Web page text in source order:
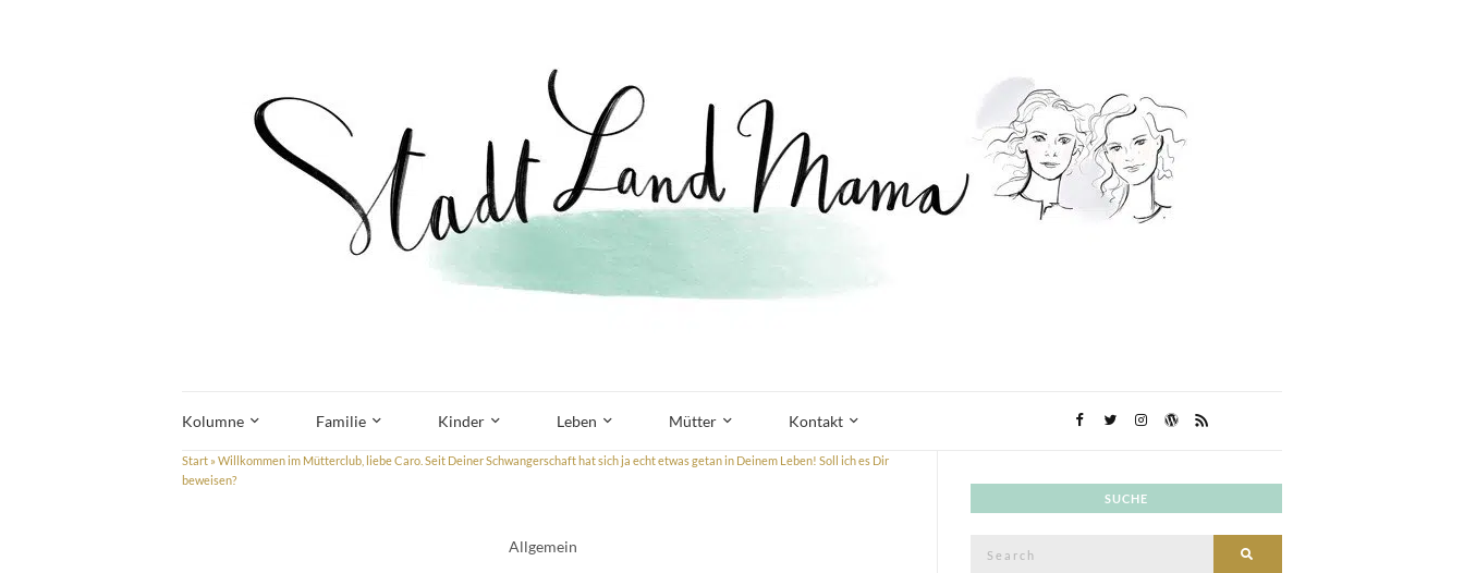
Kolumne Familie Kinder Leben Mütter Kontakt
Start » Willkommen im Mütterclub, liebe Caro. Seit Deiner Schwangerschaft hat sich ja echt etwas getan in Deinem Leben! Soll ich es Dir
beweisen?
Allgemein
SUCHE